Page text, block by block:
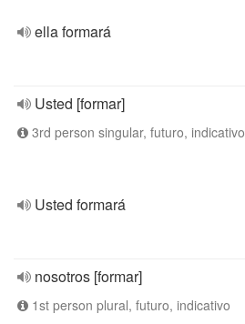
ella formará
Usted [formar]
3rd person singular, futuro, indicativo
Usted formará
nosotros [formar]
1st person plural, futuro, indicativo